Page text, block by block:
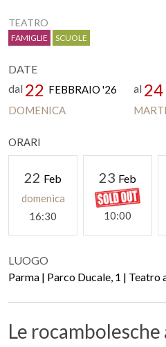
TEATRO
FAMIGLIE SCUOLE
DATE
dal 22 FEBBRAIO '26
DOMENICA
al 24
ORARI
22 Feb
domenica
16:30
23 Feb
10:00
LUOGO
Parma | Parco Ducale, 1 | Teatro
Le